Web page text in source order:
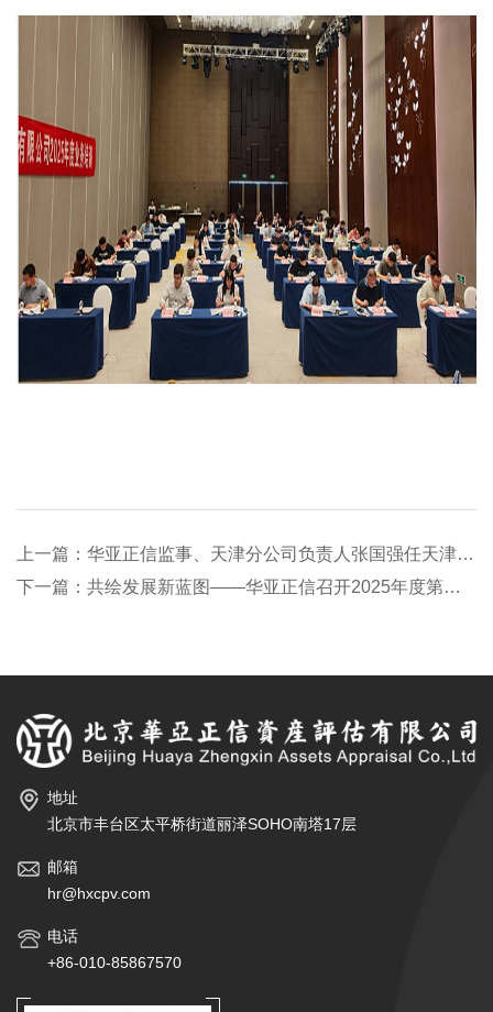
上一篇：华亚正信监事、天津分公司负责人张国强任天津资产评估协会第五届理事会理事
下一篇：共绘发展新蓝图——华亚正信召开2025年度第一次股东会暨分支机构负责人会议
地址
北京市丰台区太平桥街道丽泽SOHO南塔17层
邮箱
hr@hxcpv.com
电话
+86-010-85867570